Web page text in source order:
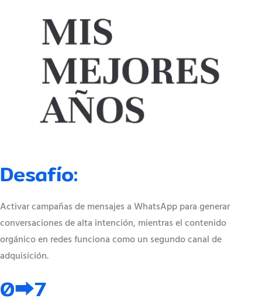
Desafío:
Activar campañas de mensajes a WhatsApp para generar
conversaciones de alta intención, mientras el contenido
orgánico en redes funciona como un segundo canal de
adquisición.
0⮕7